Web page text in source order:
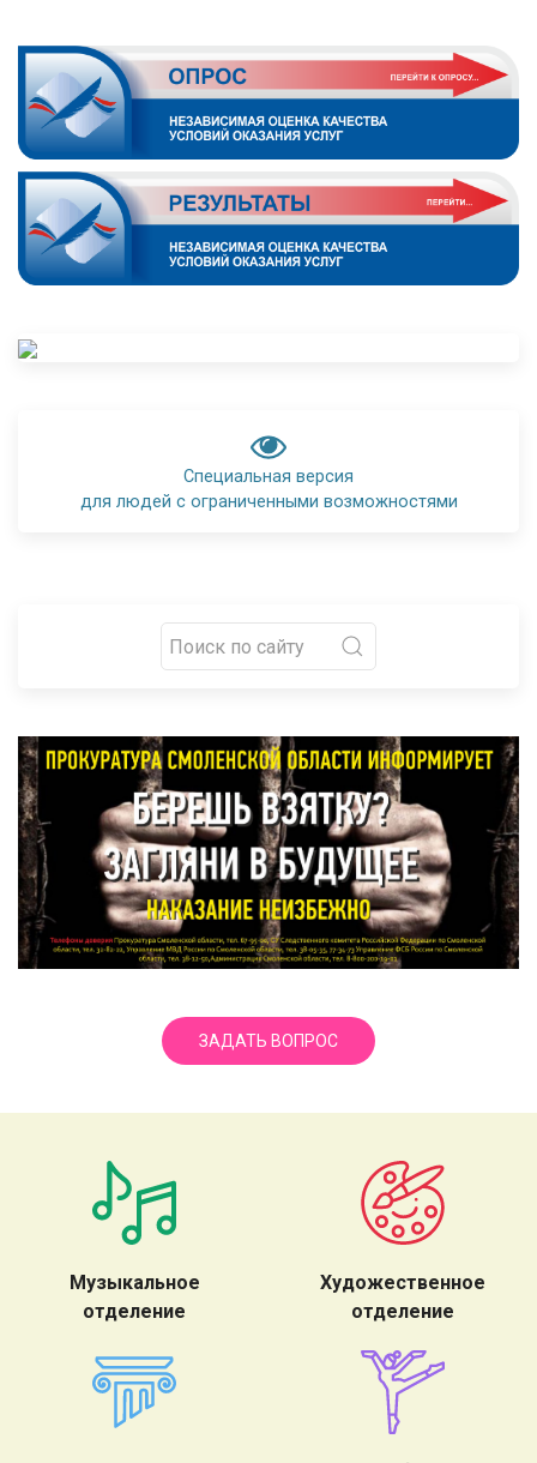
Специальная версия
для людей с ограниченными возможностями
ЗАДАТЬ ВОПРОС
Музыкальное
отделение
Художественное
отделение